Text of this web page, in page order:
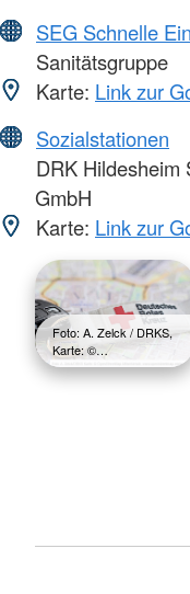
SEG Schnelle
Sanitätsgruppe
Karte: Link zur
Sozialstationen
DRK Hildesheim
GmbH
Karte: Link zur
Foto: A. Zelck / DRKS,
Karte: ©…